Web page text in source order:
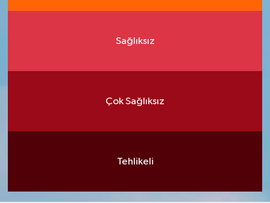
Sağlıksız
Çok Sağlıksız
Tehlikeli